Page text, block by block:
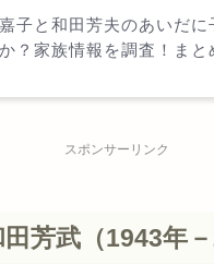
子と和田芳夫のあいだに
？家族情報を調査！まと
スポンサーリンク
芳武（1943年－